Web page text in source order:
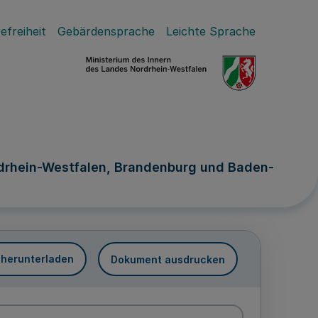
Gebärdensprache Leichte Sprache
Westfalen, Brandenburg und Baden-
herunterladen Dokument ausdrucken